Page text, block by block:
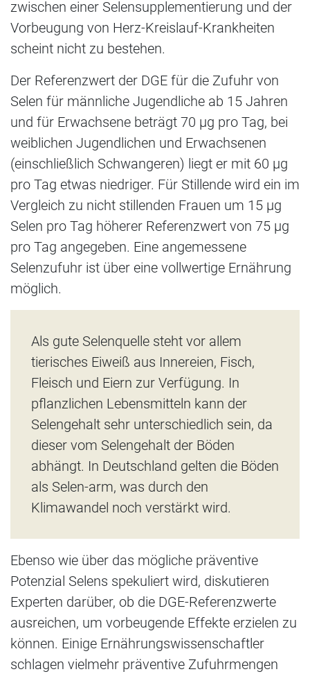
zwischen einer Selensupplementierung und der
Vorbeugung von Herz-Kreislauf-Krankheiten
scheint nicht zu bestehen.
Der Referenzwert der DGE für die Zufuhr von
Selen für männliche Jugendliche ab 15 Jahren
und für Erwachsene beträgt 70 µg pro Tag, bei
weiblichen Jugendlichen und Erwachsenen
(einschließlich Schwangeren) liegt er mit 60 µg
pro Tag etwas niedriger. Für Stillende wird ein im
Vergleich zu nicht stillenden Frauen um 15 µg
Selen pro Tag höherer Referenzwert von 75 µg
pro Tag angegeben. Eine angemessene
Selenzufuhr ist über eine vollwertige Ernährung
möglich.
Als gute Selenquelle steht vor allem
tierisches Eiweiß aus Innereien, Fisch,
Fleisch und Eiern zur Verfügung. In
pflanzlichen Lebensmitteln kann der
Selengehalt sehr unterschiedlich sein, da
dieser vom Selengehalt der Böden
abhängt. In Deutschland gelten die Böden
als Selen-arm, was durch den
Klimawandel noch verstärkt wird.
Ebenso wie über das mögliche präventive
Potenzial Selens spekuliert wird, diskutieren
Experten darüber, ob die DGE-Referenzwerte
ausreichen, um vorbeugende Effekte erzielen zu
können. Einige Ernährungswissenschaftler
schlagen vielmehr präventive Zufuhrmengen